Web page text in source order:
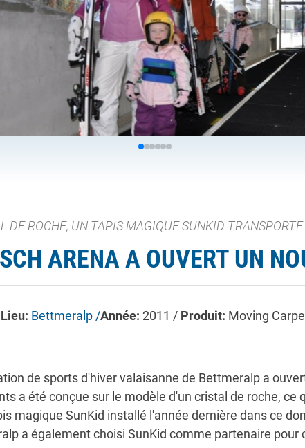
ROCHE, UN TAPIS MAGIQUE SUNKID
ARENA A OUVERT UN
Lieu: Bettmeralp /Année: 2011 / Produit: Moving
de sports d'hiver valaisanne de Bettmeralp a
a été conçue sur le modèle d'un cristal de roche,
magique SunKid installé l'année dernière dans ce
a également choisi SunKid comme partenaire pour